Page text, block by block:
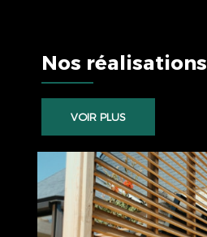
Nos réalisations
VOIR PLUS